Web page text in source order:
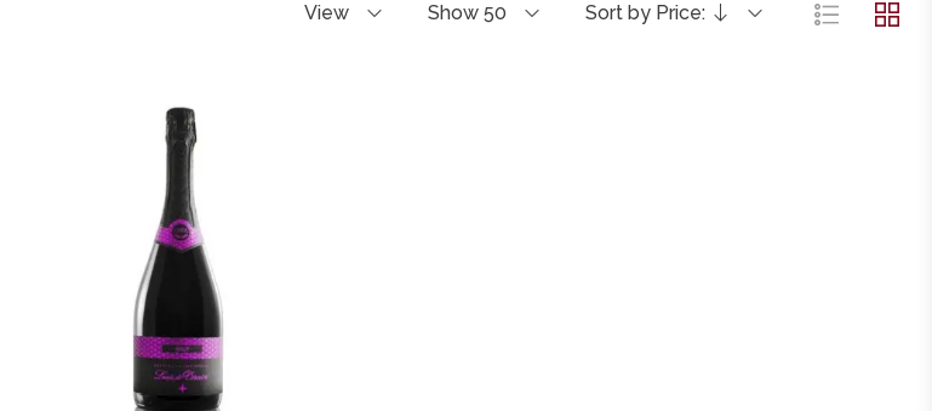
View Show 50 Sort by Price: